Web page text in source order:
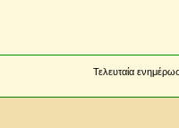
Τελευταία